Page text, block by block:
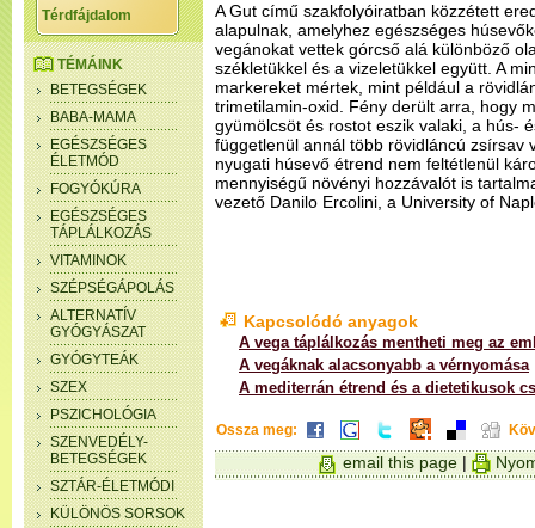
Térdfájdalom
TÉMÁINK
BETEGSÉGEK
BABA-MAMA
EGÉSZSÉGES
ÉLETMÓD
FOGYÓKÚRA
EGÉSZSÉGES
TÁPLÁLKOZÁS
VITAMINOK
SZÉPSÉGÁPOLÁS
ALTERNATÍV
GYÓGYÁSZAT
GYÓGYTEÁK
SZEX
PSZICHOLÓGIA
SZENVEDÉLY-
BETEGSÉGEK
SZTÁR-ÉLETMÓDI
KÜLÖNÖS SORSOK
A Gut című szakfolyóiratban közzétett
alapulnak, amelyhez egészséges
vegánokat vettek górcső alá különböző
székletükkel és a vizeletükkel együtt. A
markereket mértek, mint például a
trimetilamin-oxid. Fény derült arra, hogy
gyümölcsöt és rostot eszik valaki, a hús-
függetlenül annál több rövidláncú zsírsav
nyugati húsevő étrend nem feltétlenül
mennyiségű növényi hozzávalót is
vezető Danilo Ercolini, a University of
Kapcsolódó anyagok
A vega táplálkozás mentheti meg az
A vegáknak alacsonyabb a vérnyomása
A mediterrán étrend és a dietetikusok
Ossza meg:
email this page |